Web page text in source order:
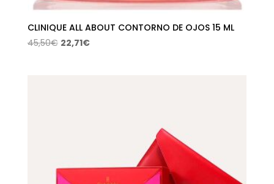
CLINIQUE ALL ABOUT CONTORNO DE OJOS 15 ML
45,50€ El
22,71€El